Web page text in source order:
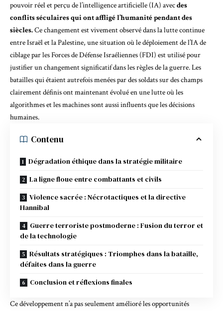
pouvoir réel et perçu de l’intelligence artificielle (IA) avecdes
conflits séculaires qui ont affligé l’humanité pendant des
siècles.Ce changement est vivement observé dans la lutte continue
entre Israël et la Palestine, une situation où le déploiement de l’IA de
ciblage par les Forces de Défense Israéliennes (FDI) est utilisé pour
justifier un changement significatif dans les règles de la guerre. Les
batailles qui étaient autrefois menées par des soldats sur des champs
clairement définis ont maintenant évolué en une lutte oùles
algorithmes et les machines sont aussi influents que les décisions
humaines.
Contenu
Dégradation éthique dans la stratégie militaire
La ligne floue entre combattants et civils
Violence sacrée : Nécrotactiques et la directive
Hannibal
Guerre terroriste postmoderne : Fusion du terror et
de la technologie
Résultats stratégiques : Triomphes dans la bataille,
défaites dans la guerre
Conclusion et réflexions finales
Ce développement n’a pas seulement amélioré les opportunités